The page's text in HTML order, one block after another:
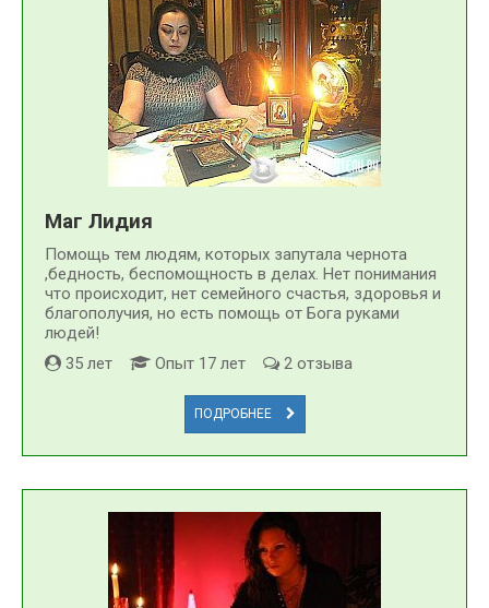
Маг Лидия
Помощь тем людям, которых запутала чернота
,бедность, беспомощность в делах. Нет понимания
что происходит, нет семейного счастья, здоровья и
благополучия, но есть помощь от Бога руками
людей!
35 лет
Опыт 17 лет 2 отзыва
ПОДРОБНЕЕ